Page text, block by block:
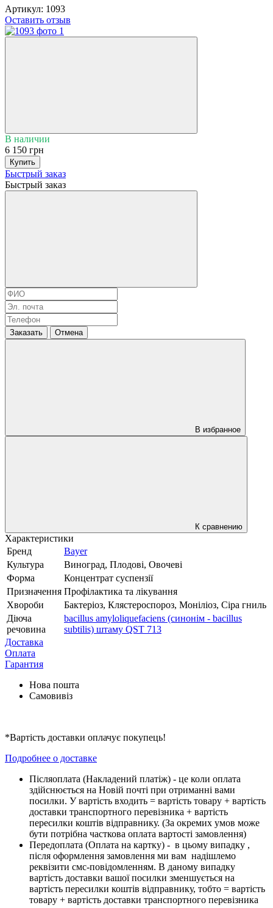
Артикул: 1093
Оставить отзыв
В наличии
6 150 грн
Купить
Быстрый заказ
Быстрый заказ
Заказать Отмена
В избранное
К сравнению
Характеристики
Бренд
Bayer
Культура
Виноград, Плодові, Овочеві
Форма
Концентрат суспензії
Призначення Профілактика та лікування
Хвороби
Бактеріоз, Клястероспороз, Моніліоз, Сіра гниль
Діюча
речовина
bacillus amyloliquefaciens (синонім - bacillus
subtilis) штаму QST 713
Доставка
Оплата
Гарантия
Нова пошта
Самовивіз
*Вартість доставки оплачує покупець!
Подробнее о доставке
Піcляоплата (Накладений платіж) - це коли оплата
здійснюється на Новій почті при отриманні вами
посилки. У вартість входить = вартість товару + вартість
доставки транспортного перевізника + вартість
пересилки коштів відправнику. (За окремих умов може
бути потрібна часткова оплата вартості замовлення)
Передоплата (Оплата на картку) - в цьому випадку ,
після оформлення замовлення ми вам надішлемо
реквізити смс-повідомленням. В даному випадку
вартість доставки вашої посилки зменшується на
вартість пересилки коштів відправнику, тобто = вартість
товару + вартість доставки транспортного перевізника